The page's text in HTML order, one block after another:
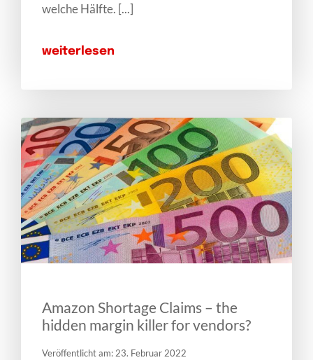
welche Hälfte. [...]
weiterlesen
Amazon Shortage Claims – the
hidden margin killer for vendors?
Veröffentlicht am: 23. Februar 2022